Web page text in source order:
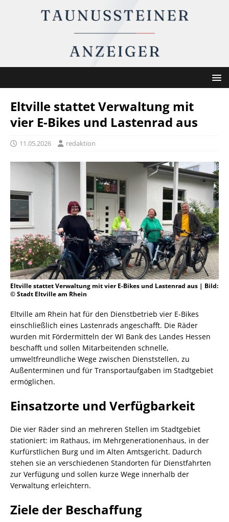
Eltville stattet Verwaltung mit
vier E-Bikes und Lastenrad aus
11.05.2026 redaktion
Eltville stattet Verwaltung mit vier E-Bikes und Lastenrad aus | Bild:
© Stadt Eltville am Rhein
Eltville am Rhein hat für den Dienstbetrieb vier E-Bikes
einschließlich eines Lastenrads angeschafft. Die Räder
wurden mit Fördermitteln der WI Bank des Landes Hessen
beschafft und sollen Mitarbeitenden schnelle,
umweltfreundliche Wege zwischen Dienststellen, zu
Außenterminen und für Transportaufgaben im Stadtgebiet
ermöglichen.
Einsatzorte und Verfügbarkeit
Die vier Räder sind an mehreren Stellen im Stadtgebiet
stationiert: im Rathaus, im Mehrgenerationenhaus, in der
Kurfürstlichen Burg und im Alten Amtsgericht. Dadurch
stehen sie an verschiedenen Standorten für Dienstfahrten
zur Verfügung und sollen kurze Wege innerhalb der
Verwaltung erleichtern.
Ziele der Beschaffung